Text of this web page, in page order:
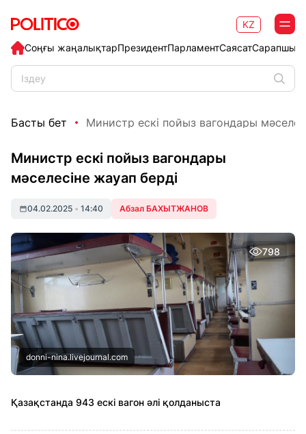
Соңғы жаңалықтарПрезидентПарламентСаясат
KZ
Басты бет Министр ескі пойыз вагондары
Министр ескі пойыз вагондары
мәселесіне жауап берді
04.02.2025 • 14:40 Абзал БАХЫТЖАНОВ
798
donni-nina.livejournal.com
Қазақстанда 943 ескі вагон әлі қолданыста